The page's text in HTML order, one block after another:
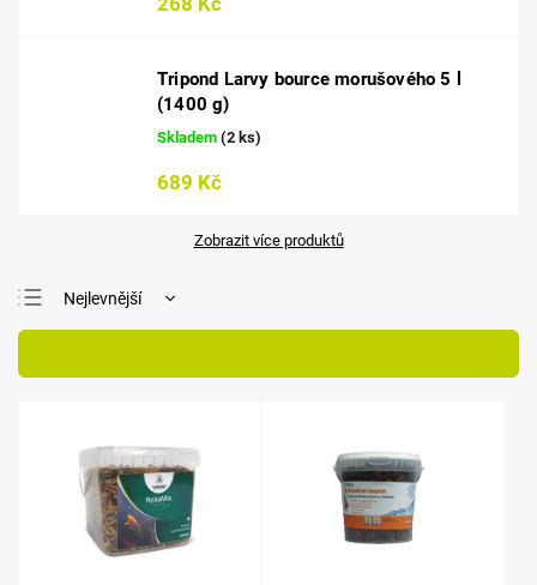
Tripond Larvy bource morušového 5 l
(1400 g)
Skladem (2 ks)
689 Kč
Zobrazit více produktů
Nejlevnější
Nejprodávanější